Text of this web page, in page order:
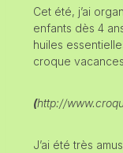
Cet été, j’ai
enfants dès 4
huiles
croque vacances
(http://
J’ai été très